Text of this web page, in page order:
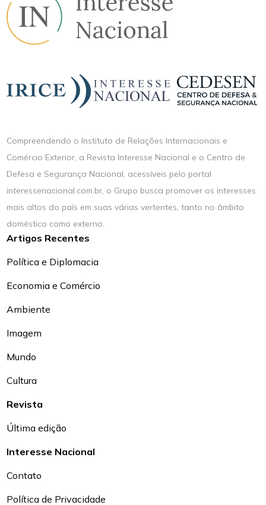
Compreendendo o Instituto de Relações Internacionais e
Comércio Exterior, a Revista Interesse Nacional e o Centro de
Defesa e Segurança Nacional, acessíveis pelo portal
interessenacional.com.br, o Grupo busca promover os interesses
mais altos do país em suas várias vertentes, tanto no âmbito
doméstico como externo.
Artigos Recentes
Política e Diplomacia
Economia e Comércio
Ambiente
Imagem
Mundo
Cultura
Revista
Última edição
Interesse Nacional
Contato
Política de Privacidade